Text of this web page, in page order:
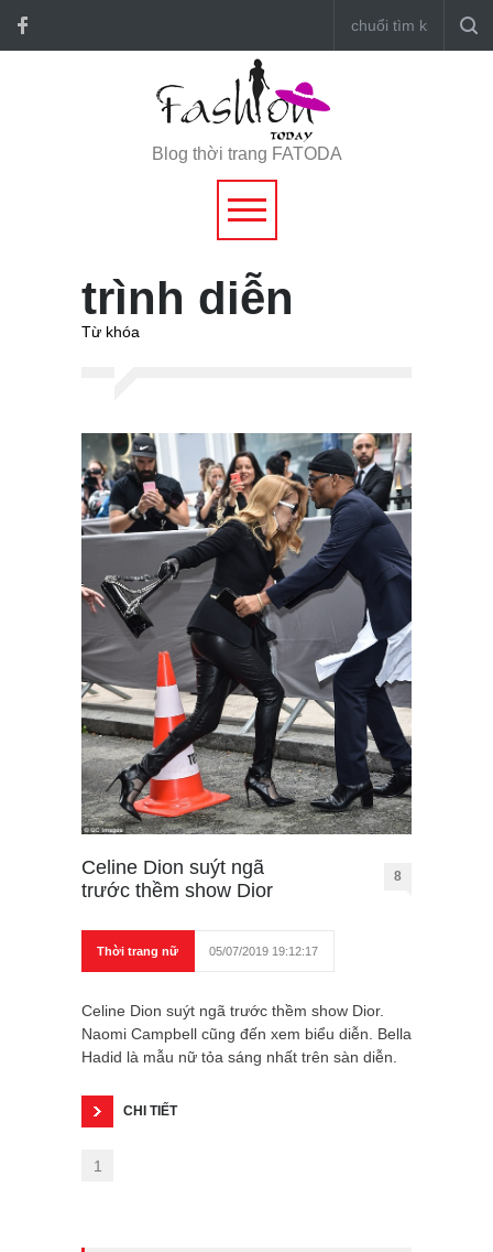
Blog thời trang FATODA
trình diễn
Từ khóa
Celine Dion suýt ngã
trước thềm show Dior
8
Thời trang nữ 05/07/2019 19:12:17
Celine Dion suýt ngã trước thềm show Dior.
Naomi Campbell cũng đến xem biểu diễn. Bella
Hadid là mẫu nữ tỏa sáng nhất trên sàn diễn.
CHI TIẾT
1